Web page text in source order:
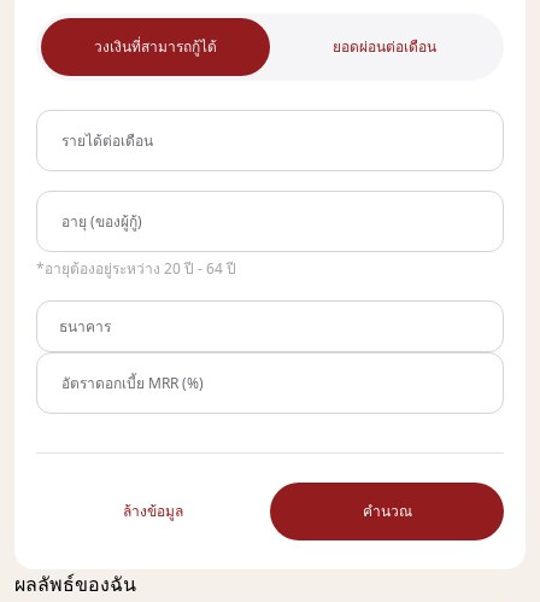
วงเงินที่สามารถกู้ได้ ยอดผ่อนต่อเดือน
รายได้ต่อเดือน
อายุ (ของผู้กู้)
*อายุต้องอยู่ระหว่าง 20 ปี - 64 ปี
ธนาคาร
อัตราดอกเบี้ย MRR (%)
ล้างข้อมูล คำนวณ
ผลลัพธ์ของฉัน